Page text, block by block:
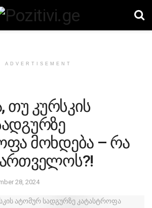
ADVERTISEMENT
თუ კურსკის
მოხდება – რა
28, 2024